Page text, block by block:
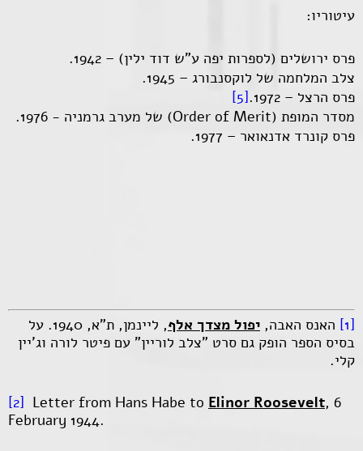
עיטוריו:
פרס ירושלים (לספרות יפה ע"ש דוד ילין) – 1942.
צלב המלחמה של לוקסנבורג – 1945.
פרס הרצל – 1972.
[5]
מסדר המופת (Order of Merit) של מערב גרמניה - 1976.
פרס קונרד אדנאואר – 1977.
[1] האנס האבה, יפול מצדך אלף
, ליינמן, ת"א, 1940. על
בסיס הספר הופק גם סרט "צלב לוריין" עם פיטר לורה וג'יין
קלי.
[2] Letter from Hans Habe to Elinor Roosevelt, 6
February 1944.